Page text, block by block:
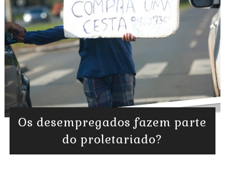
Os desempregados fazem parte
do proletariado?